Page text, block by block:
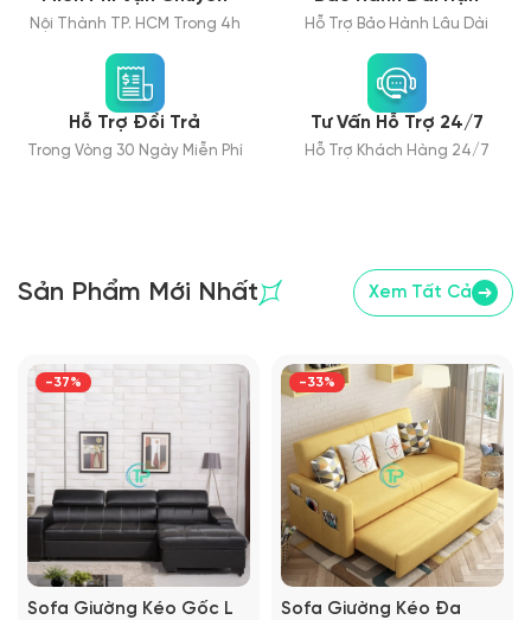
Nội Thành TP. HCM Trong 4h Hỗ Trợ Bảo Hành Lâu Dài
Hỗ Trợ Đổi Trả
Trong Vòng 30 Ngày Miễn Phí
Tư Vấn Hỗ Trợ 24/7
Hỗ Trợ Khách Hàng 24/7
Sản Phẩm Mới Nhất Xem Tất Cả
Sofa Giường Kéo Gốc L
-37%
Sofa Giường Kéo Đa
-33%